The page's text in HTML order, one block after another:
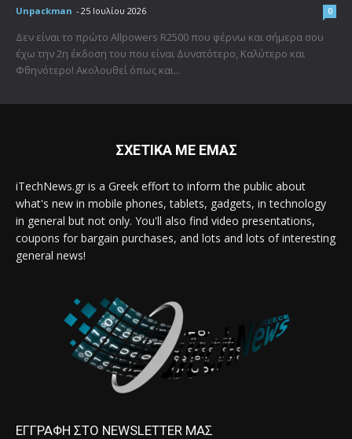
Unpackman - 25 Ιουλίου 2026 0
Δεν είναι το πρώτο Allpowers R2500 που φέρνω και σήμερα σου
έχω την 2η έκδοση του που είναι Δυνατότερο, Καλύτερο και
Φθηνότερο! Ακολουθεί όπως και...
ΣΧΕΤΙΚΑ ΜΕ ΕΜΑΣ
iTechNews.gr is a Greek effort to inform the public about
what's new in mobile phones, tablets, gadgets, in technology
in general but not only. You'll also find video presentations,
coupons for bargain purchases, and lots and lots of interesting
general news!
ΕΓΓΡΑΦΗ ΣΤΟ NEWSLETTER ΜΑΣ